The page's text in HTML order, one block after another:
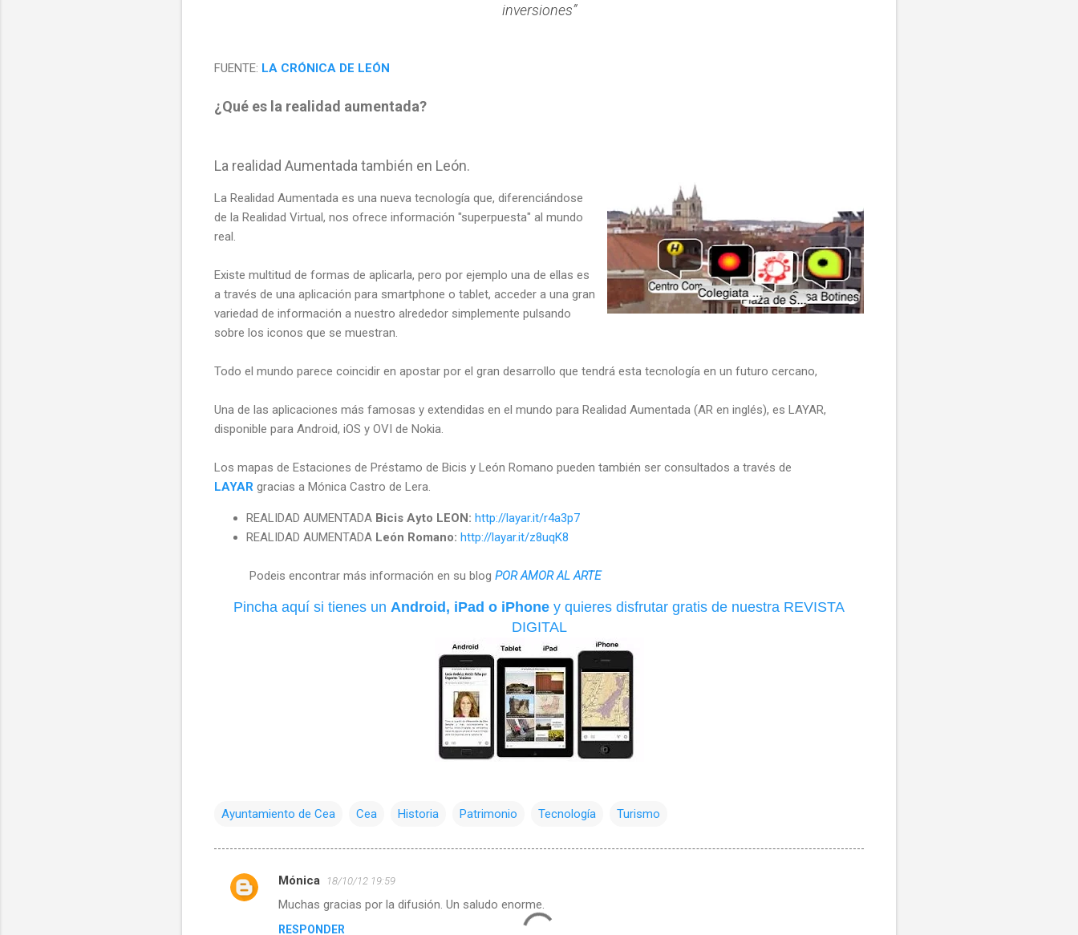
inversiones”
FUENTE: LA CRÓNICA DE LEÓN
¿Qué es la realidad aumentada?
La realidad Aumentada también en León.
La Realidad Aumentada es una nueva tecnología que, diferenciándose
de la Realidad Virtual, nos ofrece información "superpuesta" al mundo
real.
Existe multitud de formas de aplicarla, pero por ejemplo una de ellas es
a través de una aplicación para smartphone o tablet, acceder a una gran
variedad de información a nuestro alrededor simplemente pulsando
sobre los iconos que se muestran.
Todo el mundo parece coincidir en apostar por el gran desarrollo que tendrá esta tecnología en un futuro cercano,
Una de las aplicaciones más famosas y extendidas en el mundo para Realidad Aumentada (AR en inglés), es LAYAR,
disponible para Android, iOS y OVI de Nokia.
Los mapas de Estaciones de Préstamo de Bicis y León Romano pueden también ser consultados a través de
LAYAR gracias a Mónica Castro de Lera.
REALIDAD AUMENTADA Bicis Ayto LEON: http://layar.it/r4a3p7
REALIDAD AUMENTADA León Romano: http://layar.it/z8uqK8
Podeis encontrar más información en su blog POR AMOR AL ARTE
Pincha aquí si tienes un Android, iPad o iPhone y quieres disfrutar gratis de nuestra REVISTA
DIGITAL
Ayuntamiento de Cea Cea Historia Patrimonio Tecnología Turismo
C
Mónica 18/10/12 19:59
Muchas gracias por la difusión. Un saludo enorme.
RESPONDER